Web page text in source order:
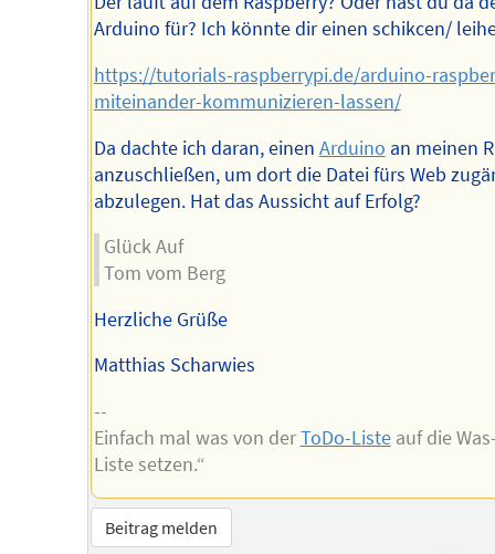
Arduino für? Ich könnte dir einen schikcen/
https://tutorials-raspberrypi.de/arduino-
miteinander-kommunizieren-lassen/
Da dachte ich daran, einen Arduino an meinen
anzuschließen, um dort die Datei fürs Web
abzulegen. Hat das Aussicht auf Erfolg?
Glück Auf
Tom vom Berg
Herzliche Grüße
Matthias Scharwies
--
Einfach mal was von derToDo-Listeauf die
Liste setzen.“
Beitrag melden